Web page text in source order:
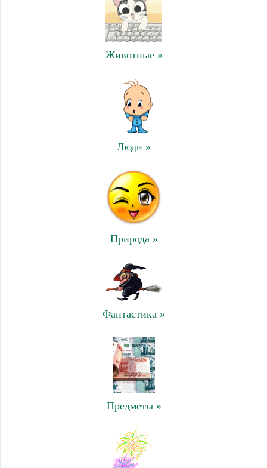
Животные »
Люди »
Природа »
Фантастика »
Предметы »